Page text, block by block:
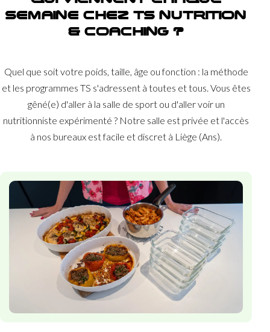
SEMAINE CHEZ TS NUTRITION
& COACHING ?
Quel que soit votre poids, taille, âge ou fonction : la méthode
et les programmes TS s'adressent à toutes et tous. Vous êtes
gêné(e) d'aller à la salle de sport ou d'aller voir un
nutritionniste expérimenté ? Notre salle est privée et l'accès
à nos bureaux est facile et discret à Liège (Ans).